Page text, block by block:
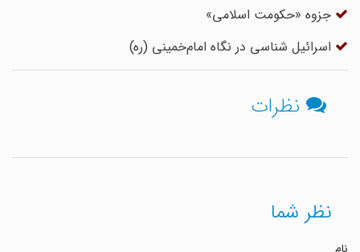
جزوه «حکومت اسلامی»
اسرائیل شناسی در نگاه امام‌خمینی (ره)
نظرات
نظر شما